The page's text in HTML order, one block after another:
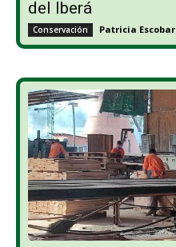
del Iberá
Conservación Patricia Escobar